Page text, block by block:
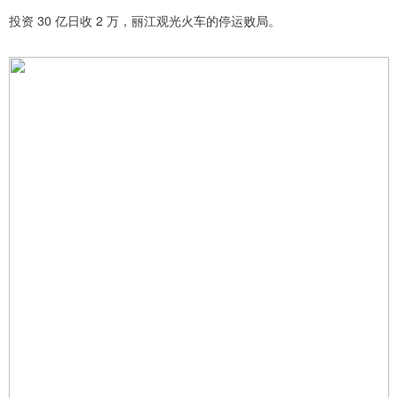
投资 30 亿日收 2 万，丽江观光火车的停运败局。